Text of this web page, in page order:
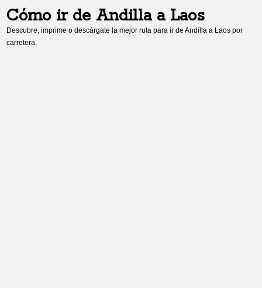
Cómo ir de Andillaa Laos
Descubre, imprime o descárgate la mejor ruta para ir deAndilla a Laos por
carretera.